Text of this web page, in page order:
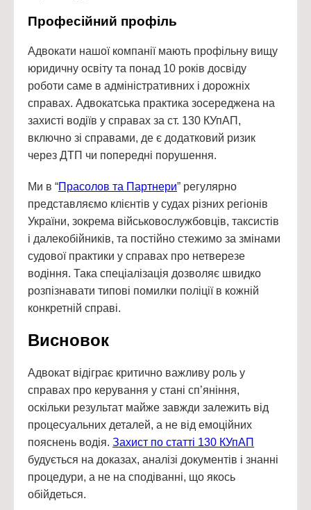
Професійний профіль
Адвокати нашої компанії мають профільну вищу
юридичну освіту та понад 10 років досвіду
роботи саме в адміністративних і дорожніх
справах. Адвокатська практика зосереджена на
захисті водіїв у справах за ст. 130 КУпАП,
включно зі справами, де є додатковий ризик
через ДТП чи попередні порушення.
Ми в “Прасолов та Партнери” регулярно
представляємо клієнтів у судах різних регіонів
України, зокрема військовослужбовців, таксистів
і далекобійників, та постійно стежимо за змінами
судової практики у справах про нетверезе
водіння. Така спеціалізація дозволяє швидко
розпізнавати типові помилки поліції в кожній
конкретній справі.
Висновок
Адвокат відіграє критично важливу роль у
справах про керування у стані сп’яніння,
оскільки результат майже завжди залежить від
процесуальних деталей, а не від емоційних
пояснень водія. Захист по статті 130 КУпАП
будується на доказах, аналізі документів і знанні
процедури, а не на сподіванні, що якось
обійдеться.